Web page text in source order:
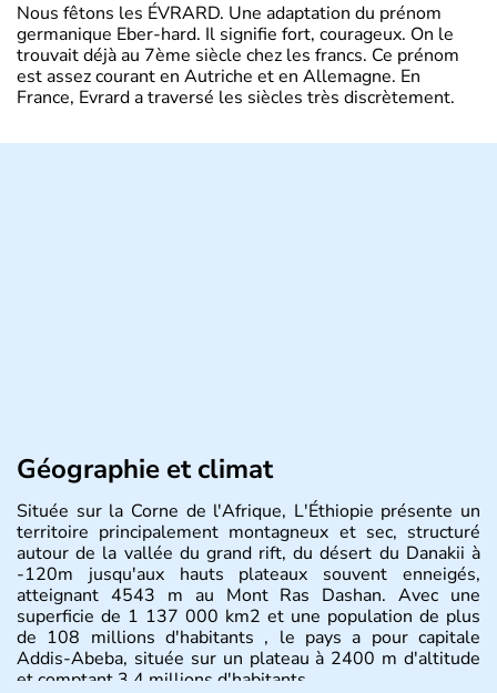
Nous fêtons les ÉVRARD. Une adaptation du prénom
germanique Eber-hard. Il signifie fort, courageux. On le
trouvait déjà au 7ème siècle chez les francs. Ce prénom
est assez courant en Autriche et en Allemagne. En
France, Evrard a traversé les siècles très discrètement.
Géographie et climat
Située sur la Corne de l'Afrique, L'Éthiopie présente un
territoire principalement montagneux et sec, structuré
autour de la vallée du grand rift, du désert du Danakii à
-120m jusqu'aux hauts plateaux souvent enneigés,
atteignant 4543 m au Mont Ras Dashan. Avec une
superficie de 1 137 000 km2 et une population de plus
de 108 millions d'habitants , le pays a pour capitale
Addis-Abeba, située sur un plateau à 2400 m d'altitude
et comptant 3,4 millions d'habitants.